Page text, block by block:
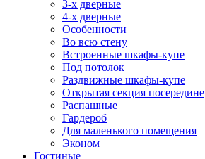
3-х дверные
4-х дверные
Особенности
Во всю стену
Встроенные шкафы-купе
Под потолок
Раздвижные шкафы-купе
Открытая секция посередине
Распашные
Гардероб
Для маленького помещения
Эконом
Гостиные